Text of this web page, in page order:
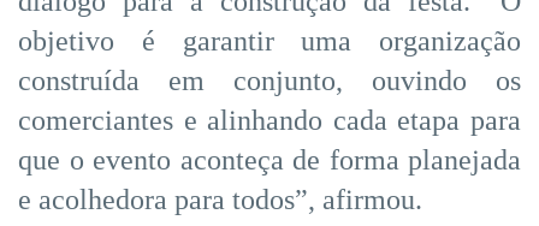
objetivo é garantir uma organização
construída em conjunto, ouvindo os
comerciantes e alinhando cada etapa para
que o evento aconteça de forma planejada
e acolhedora para todos”, afirmou.